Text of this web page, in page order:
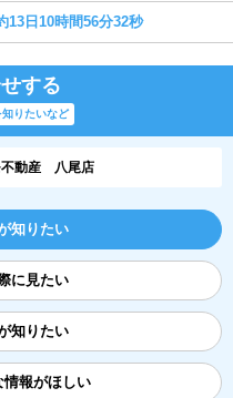
13日10時間56分31秒
する
りたいなど
不動産 八尾店
知りたい
に見たい
知りたい
情報がほしい